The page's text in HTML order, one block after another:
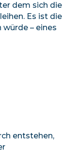
dem sich die
Es ist die
– eines
entstehen,